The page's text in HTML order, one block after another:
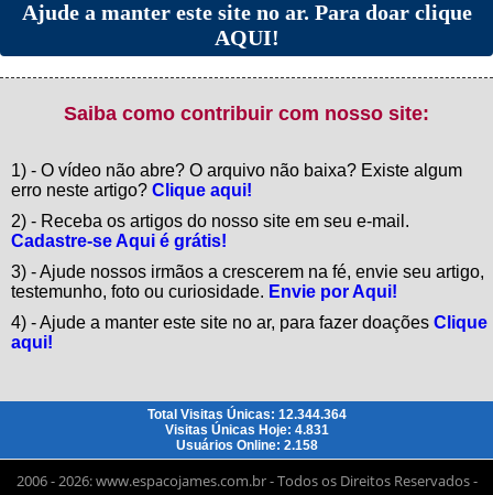
Ajude a manter este site no ar. Para doar clique
AQUI!
Saiba como contribuir com nosso site:
1) - O vídeo não abre? O arquivo não baixa? Existe algum
erro neste artigo? Clique aqui!
2) - Receba os artigos do nosso site em seu e-mail.
Cadastre-se Aqui é grátis!
3) - Ajude nossos irmãos a crescerem na fé, envie seu artigo,
testemunho, foto ou curiosidade. Envie por Aqui!
4) - Ajude a manter este site no ar, para fazer doações Clique
aqui!
Total Visitas Únicas: 12.344.364
Visitas Únicas Hoje: 4.831
Usuários Online: 2.158
2006 - 2026: www.espacojames.com.br - Todos os Direitos Reservados -